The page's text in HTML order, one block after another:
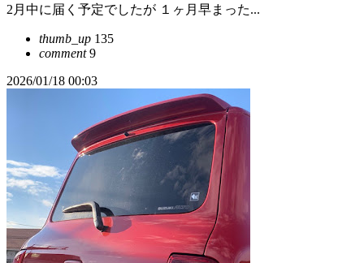
2月中に届く予定でしたが １ヶ月早まった...
thumb_up 135
comment9
2026/01/18 00:03